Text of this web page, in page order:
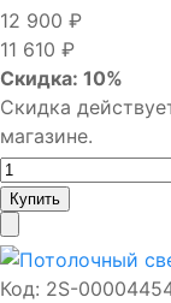
12 900 ₽
11 610 ₽
Скидка: 10%
Скидка
магазине.
Код: 2S-